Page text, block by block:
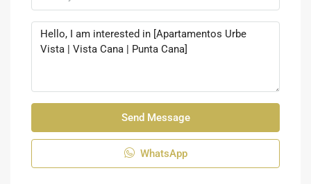
Send Message
WhatsApp